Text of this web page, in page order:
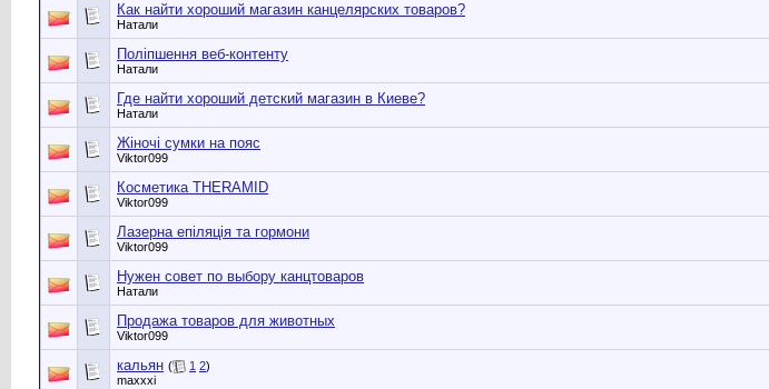
Как найти хороший магазин канцелярских товаров?
Натали
Поліпшення веб-контенту
Натали
Где найти хороший детский магазин в Киеве?
Натали
Жіночі сумки на пояс
Viktor099
Косметика THERAMID
Viktor099
Лазерна епіляція та гормони
Viktor099
Нужен совет по выбору канцтоваров
Натали
Продажа товаров для животных
Viktor099
кальян ( 1 2)
maxxxi